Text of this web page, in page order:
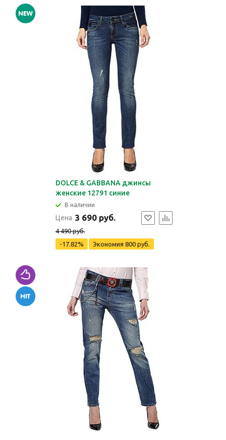
DOLCE & GABBANA джинсы
женские 12791 синие
В наличии
Цена 3 690 руб.
4 490 руб.
-17.82%
Экономия 800 руб.